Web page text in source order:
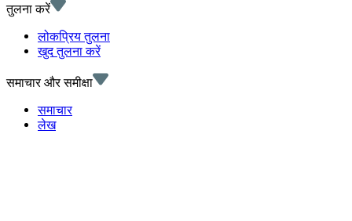
तुलना करें
लोकप्रिय तुलना
खुद तुलना करें
समाचार और समीक्षा
समाचार
लेख